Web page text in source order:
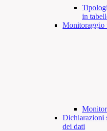
in
Monitoraggio
Dichiarazioni
dei dati